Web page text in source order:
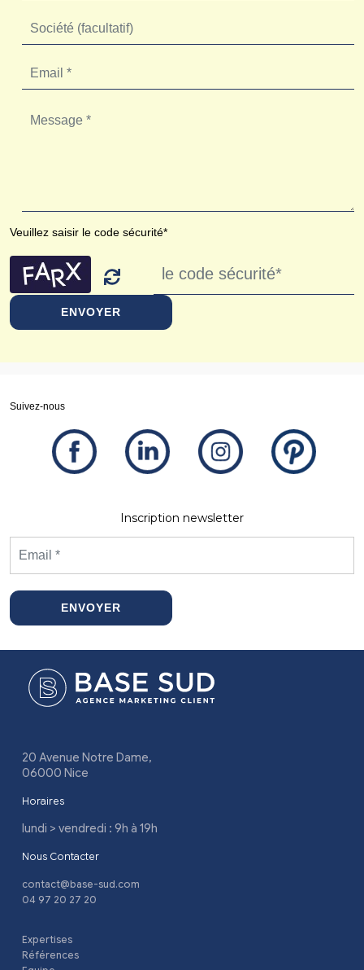
Veuillez saisir le code sécurité*
ENVOYER
Suivez-nous
Inscription newsletter
ENVOYER
20 Avenue Notre Dame,
06000 Nice
Horaires
lundi > vendredi : 9h à 19h
Nous Contacter
contact@base-sud.com
04 97 20 27 20
Expertises
Références